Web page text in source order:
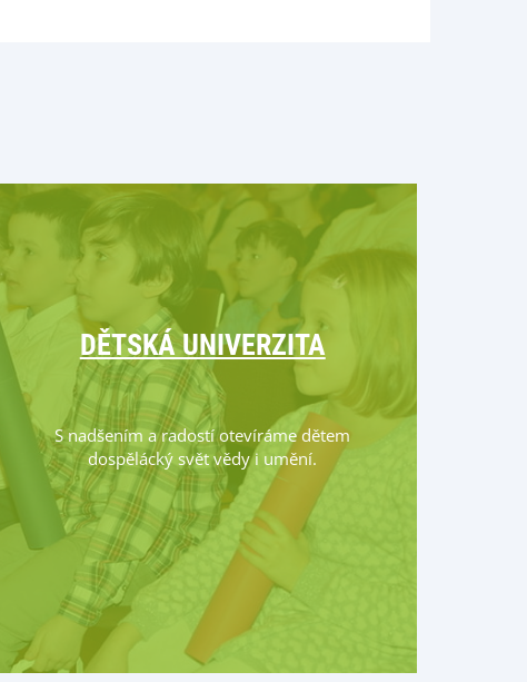
DĚTSKÁ UNIVERZITA
S nadšením a radostí otevíráme dětem
dospělácký svět vědy i umění.